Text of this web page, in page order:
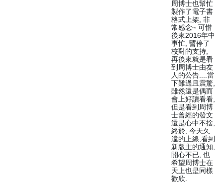
周博士也幫忙
製作了電子書
格式上架, 非
常感念~ 可惜
後來2016年中
事忙, 暫停了
校對的支持,
再後來就是看
到周博士由友
人的公告....當
下難過且震驚,
雖然還是偶而
會上好讀看看,
但是看到周博
士曾經的發文
還是心中不捨,
終於, 今天久
違的上線,看到
新版主的通知,
開心不已, 也
希望周博士在
天上也是同樣
歡欣.